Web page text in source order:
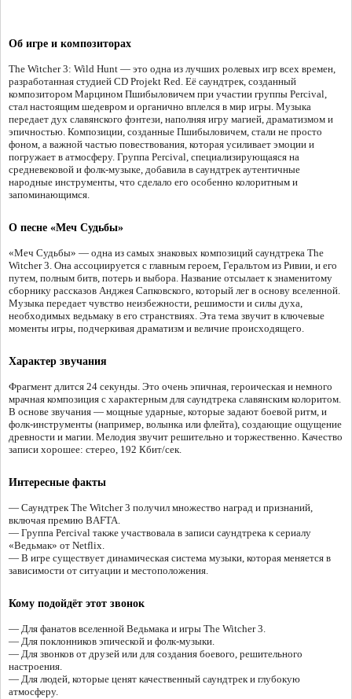
Об игре и композиторах
The Witcher 3: Wild Hunt — это одна из лучших ролевых игр всех времен,
разработанная студией CD Projekt Red. Её саундтрек, созданный
композитором Марцином Пшибыловичем при участии группы Percival,
стал настоящим шедевром и органично вплелся в мир игры. Музыка
передает дух славянского фэнтези, наполняя игру магией, драматизмом и
эпичностью. Композиции, созданные Пшибыловичем, стали не просто
фоном, а важной частью повествования, которая усиливает эмоции и
погружает в атмосферу. Группа Percival, специализирующаяся на
средневековой и фолк-музыке, добавила в саундтрек аутентичные
народные инструменты, что сделало его особенно колоритным и
запоминающимся.
О песне «Меч Судьбы»
«Меч Судьбы» — одна из самых знаковых композиций саундтрека The
Witcher 3. Она ассоциируется с главным героем, Геральтом из Ривии, и его
путем, полным битв, потерь и выбора. Название отсылает к знаменитому
сборнику рассказов Анджея Сапковского, который лег в основу вселенной.
Музыка передает чувство неизбежности, решимости и силы духа,
необходимых ведьмаку в его странствиях. Эта тема звучит в ключевые
моменты игры, подчеркивая драматизм и величие происходящего.
Характер звучания
Фрагмент длится 24 секунды. Это очень эпичная, героическая и немного
мрачная композиция с характерным для саундтрека славянским колоритом.
В основе звучания — мощные ударные, которые задают боевой ритм, и
фолк-инструменты (например, волынка или флейта), создающие ощущение
древности и магии. Мелодия звучит решительно и торжественно. Качество
записи хорошее: стерео, 192 Кбит/сек.
Интересные факты
— Саундтрек The Witcher 3 получил множество наград и признаний,
включая премию BAFTA.
— Группа Percival также участвовала в записи саундтрека к сериалу
«Ведьмак» от Netflix.
— В игре существует динамическая система музыки, которая меняется в
зависимости от ситуации и местоположения.
Кому подойдёт этот звонок
— Для фанатов вселенной Ведьмака и игры The Witcher 3.
— Для поклонников эпической и фолк-музыки.
— Для звонков от друзей или для создания боевого, решительного
настроения.
— Для людей, которые ценят качественный саундтрек и глубокую
атмосферу.